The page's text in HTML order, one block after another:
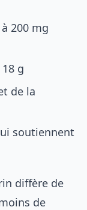
200 mg
g
de la
soutiennent
diffère de
de